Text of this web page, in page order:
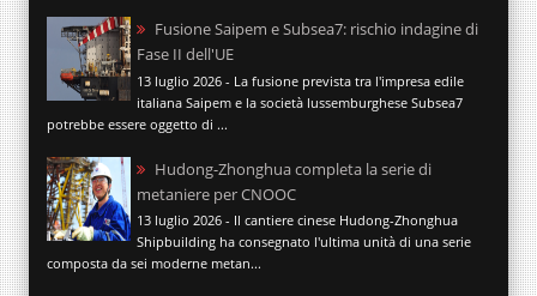
Fusione Saipem e Subsea7: rischio indagine di
Fase II dell'UE
13 luglio 2026 - La fusione prevista tra l'impresa edile
italiana Saipem e la società lussemburghese Subsea7
potrebbe essere oggetto di ...
Hudong-Zhonghua completa la serie di
metaniere per CNOOC
13 luglio 2026 - Il cantiere cinese Hudong-Zhonghua
Shipbuilding ha consegnato l'ultima unità di una serie
composta da sei moderne metan...